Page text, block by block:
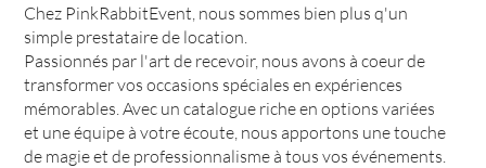
Chez PinkRabbitEvent, nous sommes bien plus q'un
simple prestataire de location.
Passionnés par l'art de recevoir, nous avons à coeur de
transformer vos occasions spéciales en expériences
mémorables. Avec un catalogue riche en options variées
et une équipe à votre écoute, nous apportons une touche
de magie et de professionnalisme à tous vos événements.